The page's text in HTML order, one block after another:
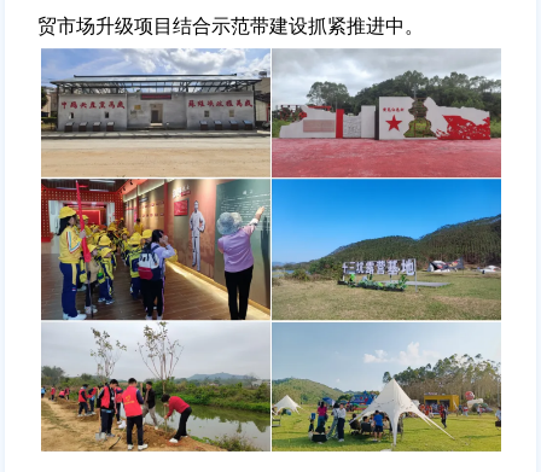
贸市场升级项目结合示范带建设抓紧推进中。